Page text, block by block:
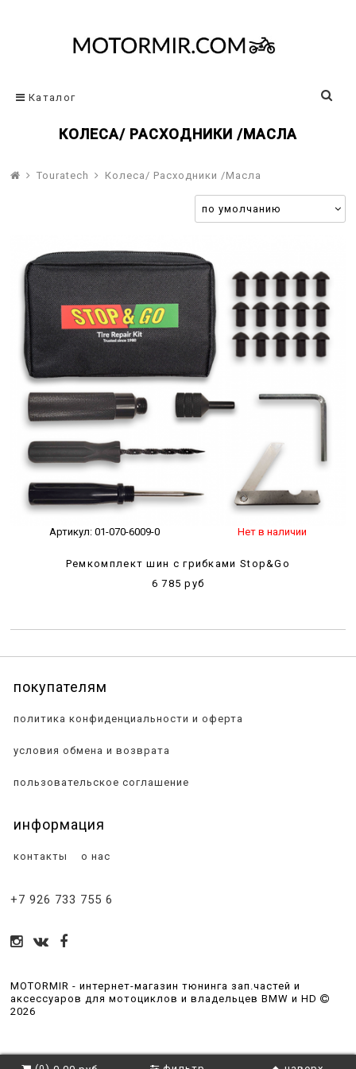
Каталог
КОЛЕСА/ РАСХОДНИКИ /МАСЛА
Touratech Колеса/ Расходники /Масла
Артикул: 01-070-6009-0 Нет в наличии
Ремкомплект шин с грибками Stop&Go
6 785 руб
покупателям
политика конфиденциальности и оферта
условия обмена и возврата
пользовательское соглашение
информация
контакты о нас
+7 926 733 755 6
MOTORMIR - интернет-магазин тюнинга зап.частей и
аксессуаров для мотоциклов и владельцев BMW и HD
2026